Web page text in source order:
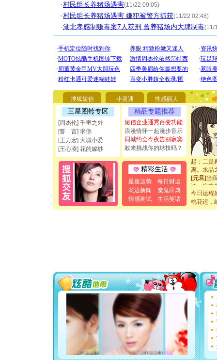
·村民组长养猪场遇害(11/22 09:05)
·村民组长养猪场遇害 嫌犯被警方抓获(11/22 02:48)
·湖北孝感制贩毒案7人获刑 曾养猪场内大肆制毒(11/
搜狐短信 小灵通 性感丽人
三星图铃专区
[周杰伦] 千里之外
[誓 言] 求佛
[王力宏] 大城小爱
[王心凌] 花的嫁纱
精品专题推荐
短信企业通秀百变功能
浪漫情怀一起漫步音乐
同城约会今夜告别寂寞
敢来挑战你的球技吗？
精彩生活
星座运势
每日财运
花边新闻
魔鬼辞典
情感测试
生活笑话
[圣诞节]
你太多
要平安
[圣诞节]
能正大光
都要快乐
[圣诞节]
如意,快
[元旦] 看
断电。爱
你是我专
[元旦]如
起；二是
离。水晶
[元旦]当
泣，这痛
卖了。水
[春节]风
[圣诞节]
能正大
都要快乐
[圣诞节]
如意,快
[元旦]
看
断电。
你是我
[元旦]
如
起；二
离。水
今日运程
桃花运，